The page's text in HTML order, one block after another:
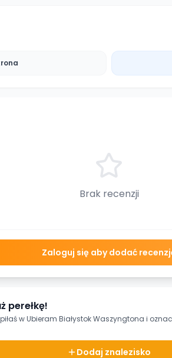
Brak recenzji
Zaloguj się aby dodać
perełkę!
wUbieram Białystok Waszyngtona i
Dodaj znalezisko